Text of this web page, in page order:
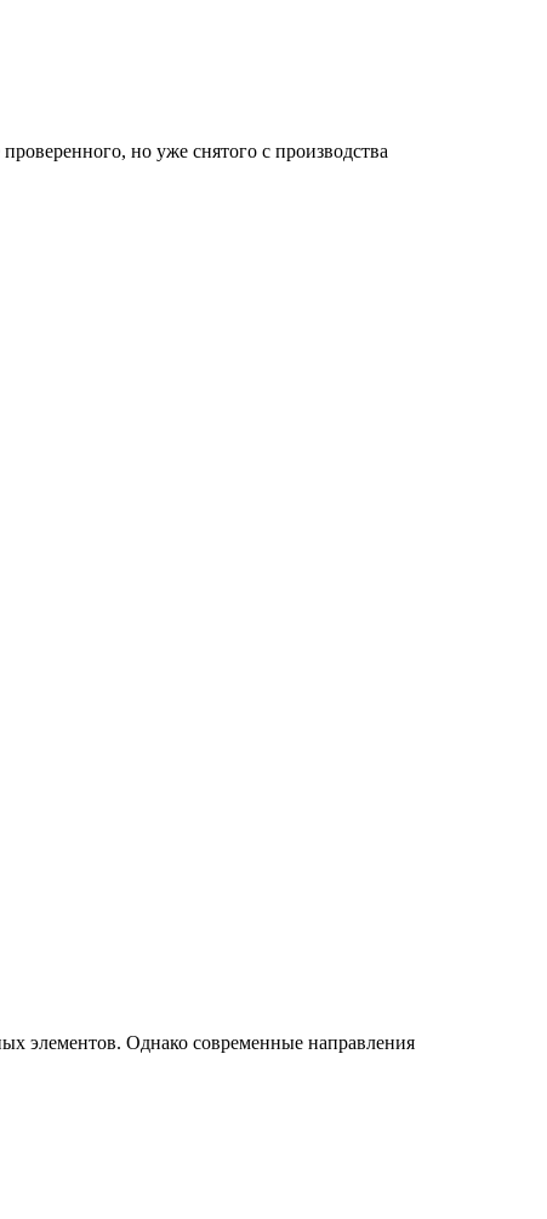
но уже снятого с производства
элементов. Однако современные направления